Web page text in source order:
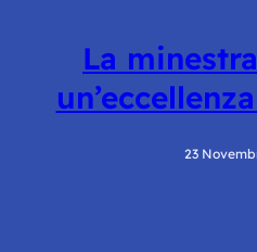
La
23